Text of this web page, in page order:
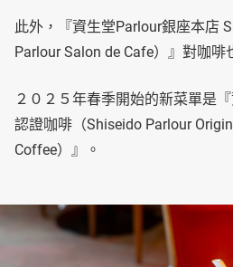
此外，『資生堂Parlour銀座本店
Parlour Salon de Cafe）』對咖啡
２０２５年春季開始的新菜單是
認證咖啡（Shiseido Parlour
Coffee）』。